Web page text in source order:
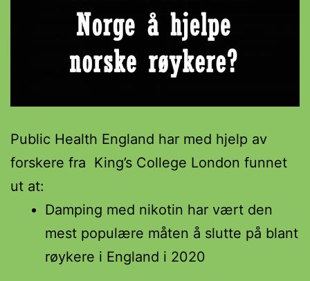
Public Health England har med hjelp av
forskere fra King’s College London funnet
ut at:
Damping med nikotin har vært den
mest populære måten å slutte på blant
røykere i England i 2020